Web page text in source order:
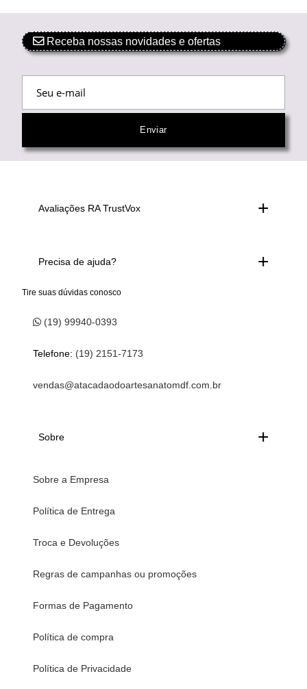
Receba nossas novidades e ofertas
Avaliações RA TrustVox
Precisa de ajuda?
Tire suas dúvidas conosco
(19) 99940-0393
Telefone: (19) 2151-7173
vendas@atacadaodoartesanatomdf.com.br
Sobre
Sobre a Empresa
Política de Entrega
Troca e Devoluções
Regras de campanhas ou promoções
Formas de Pagamento
Política de compra
Política de Privacidade